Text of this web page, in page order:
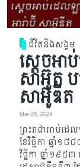
ជីវិតនិងសង្គម
ស្តេចអ
សាអ៊ូត ប
សាអ៊ូឌីត
Mar 25, 2024
ព្រះរាជាអាប់ដ
ខែវិច្ឆិកា ឆ្នាំ១
វិច្ឆិកា ឆ្នាំ១៩៥